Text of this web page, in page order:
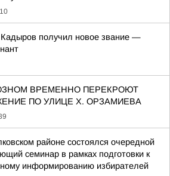
получил новое звание —
ВРЕМЕННО ПЕРЕКРОЮТ
ПО УЛИЦЕ Х. ОРЗАМИЕВА
районе состоялся очередной
семинар в рамках подготовки к
информированию избирателей